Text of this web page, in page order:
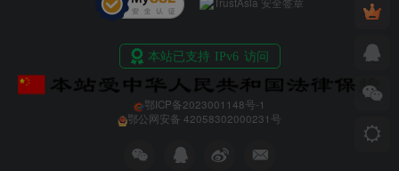
鄂ICP备2023001148号-1
鄂公网安备 42058302000231号